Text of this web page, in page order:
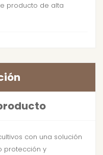
producto de alta
con una solución
protección y